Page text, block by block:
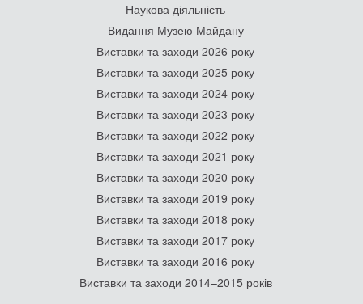
Наукова діяльність
Видання Музею Майдану
Виставки та заходи 2026 року
Виставки та заходи 2025 року
Виставки та заходи 2024 року
Виставки та заходи 2023 року
Виставки та заходи 2022 року
Виставки та заходи 2021 року
Виставки та заходи 2020 року
Виставки та заходи 2019 року
Виставки та заходи 2018 року
Виставки та заходи 2017 року
Виставки та заходи 2016 року
Виставки та заходи 2014–2015 років